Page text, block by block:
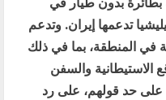
تدعمها إيران. وتدعم
في المنطقة، بما في ذلك
الاستيطانية والسفن
على حد قولهم، على رد